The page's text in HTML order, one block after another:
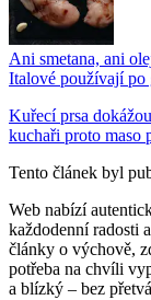
Ani smetana, ani
Italové používají po
Kuřecí prsa
kuchaři proto maso
Tento článek byl
Web nabízí
každodenní radosti
články o výchově,
potřeba na chvíli
a blízký – bez